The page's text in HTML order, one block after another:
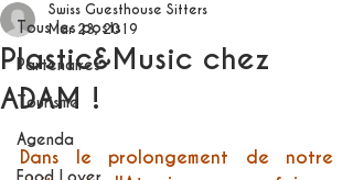
Tous les posts
Partenaires
Tourisme
Agenda
Plastic&Music chez
ADAM !
Swiss Guesthouse Sitters
Mar 23, 2019
Dans le prolongement de notre